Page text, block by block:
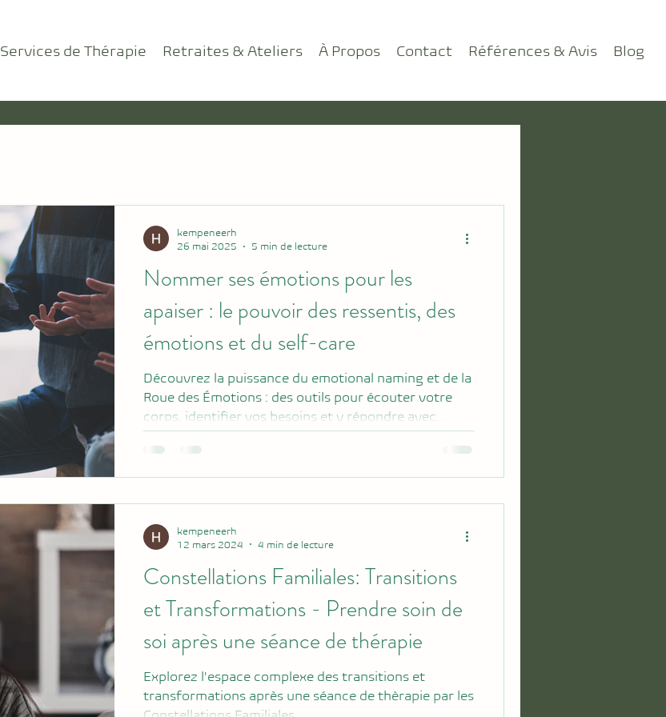
Services de Thérapie Retraites & Ateliers À Propos Contact Références & Avis Blog
Nommer ses émotions pour les
apaiser : le pouvoir des ressentis, des
émotions et du self-care
Découvrez la puissance du emotional naming et de la
Roue des Émotions : des outils pour écouter votre
corps, identifier vos besoins et y répondre avec
clarté. Cet article explore la différence entre
émotions et ressentis, la science qui les sous-tend, et
des pistes concrètes pour les intégrer au quotidien,
kempeneerh
26 mai 2025
5 min de lecture
Constellations Familiales: Transitions
et Transformations - Prendre soin de
soi après une séance de thérapie
Explorez l'espace complexe des transitions et
transformations après une séance de thèrapie par les
kempeneerh
12 mars 2024
4 min de lecture